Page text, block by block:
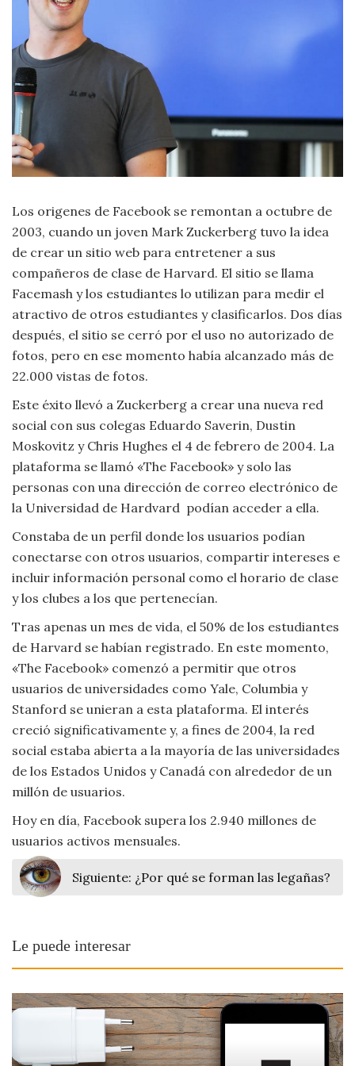
Criminología
Deporte
Economía
Gastronomía
Lenguaje
Leyes
Literatura
Moda
y
Tendencias
Naturaleza
Psicología
Salud
Sociología
Tecnología
Universo
Viajar
Los origenes de Facebook se remontan a octubre de
2003, cuando un joven Mark Zuckerberg tuvo la idea
de crear un sitio web para entretener a sus
compañeros de clase de Harvard. El sitio se llama
Facemash y los estudiantes lo utilizan para medir el
atractivo de otros estudiantes y clasificarlos. Dos días
después, el sitio se cerró por el uso no autorizado de
fotos, pero en ese momento había alcanzado más de
22.000 vistas de fotos.
Este éxito llevó a Zuckerberg a crear una nueva red
social con sus colegas Eduardo Saverin, Dustin
Moskovitz y Chris Hughes el 4 de febrero de 2004. La
plataforma se llamó «The Facebook» y solo las
personas con una dirección de correo electrónico de
la Universidad de Hardvard podían acceder a ella.
Constaba de un perfil donde los usuarios podían
conectarse con otros usuarios, compartir intereses e
incluir información personal como el horario de clase
y los clubes a los que pertenecían.
Tras apenas un mes de vida, el 50% de los estudiantes
de Harvard se habían registrado. En este momento,
«The Facebook» comenzó a permitir que otros
usuarios de universidades como Yale, Columbia y
Stanford se unieran a esta plataforma. El interés
creció significativamente y, a fines de 2004, la red
social estaba abierta a la mayoría de las universidades
de los Estados Unidos y Canadá con alrededor de un
millón de usuarios.
Hoy en día, Facebook supera los 2.940 millones de
usuarios activos mensuales.
Siguiente: ¿Por qué se forman las legañas?
Le puede interesar